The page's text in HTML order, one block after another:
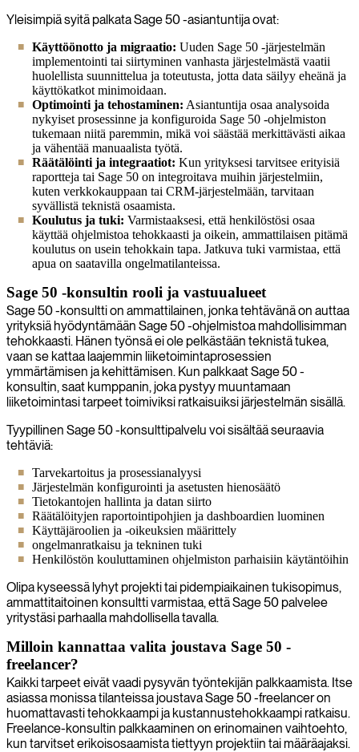
Yleisimpiä syitä palkata Sage 50 -asiantuntija ovat:
Käyttöönotto ja migraatio: Uuden Sage 50 -järjestelmän
implementointi tai siirtyminen vanhasta järjestelmästä vaatii
huolellista suunnittelua ja toteutusta, jotta data säilyy eheänä ja
käyttökatkot minimoidaan.
Optimointi ja tehostaminen: Asiantuntija osaa analysoida
nykyiset prosessinne ja konfiguroida Sage 50 -ohjelmiston
tukemaan niitä paremmin, mikä voi säästää merkittävästi aikaa
ja vähentää manuaalista työtä.
Räätälöinti ja integraatiot: Kun yrityksesi tarvitsee erityisiä
raportteja tai Sage 50 on integroitava muihin järjestelmiin,
kuten verkkokauppaan tai CRM-järjestelmään, tarvitaan
syvällistä teknistä osaamista.
Koulutus ja tuki: Varmistaaksesi, että henkilöstösi osaa
käyttää ohjelmistoa tehokkaasti ja oikein, ammattilaisen pitämä
koulutus on usein tehokkain tapa. Jatkuva tuki varmistaa, että
apua on saatavilla ongelmatilanteissa.
Sage 50 -konsultin rooli ja vastuualueet
Sage 50 -konsultti on ammattilainen, jonka tehtävänä on auttaa
yrityksiä hyödyntämään Sage 50 -ohjelmistoa mahdollisimman
tehokkaasti. Hänen työnsä ei ole pelkästään teknistä tukea,
vaan se kattaa laajemmin liiketoimintaprosessien
ymmärtämisen ja kehittämisen. Kun palkkaat Sage 50 -
konsultin, saat kumppanin, joka pystyy muuntamaan
liiketoimintasi tarpeet toimiviksi ratkaisuiksi järjestelmän sisällä.
Tyypillinen Sage 50 -konsulttipalvelu voi sisältää seuraavia
tehtäviä:
Tarvekartoitus ja prosessianalyysi
Järjestelmän konfigurointi ja asetusten hienosäätö
Tietokantojen hallinta ja datan siirto
Räätälöityjen raportointipohjien ja dashboardien luominen
Käyttäjäroolien ja -oikeuksien määrittely
ongelmanratkaisu ja tekninen tuki
Henkilöstön kouluttaminen ohjelmiston parhaisiin käytäntöihin
Olipa kyseessä lyhyt projekti tai pidempiaikainen tukisopimus,
ammattitaitoinen konsultti varmistaa, että Sage 50 palvelee
yritystäsi parhaalla mahdollisella tavalla.
Milloin kannattaa valita joustava Sage 50 -
freelancer?
Kaikki tarpeet eivät vaadi pysyvän työntekijän palkkaamista. Itse
asiassa monissa tilanteissa joustava Sage 50 -freelancer on
huomattavasti tehokkaampi ja kustannustehokkaampi ratkaisu.
Freelance-konsultin palkkaaminen on erinomainen vaihtoehto,
kun tarvitset erikoisosaamista tiettyyn projektiin tai määräajaksi.